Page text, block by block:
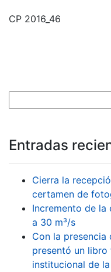
CP 2016_46
Entradas
Cierra la
certamen de
Incremento de la
a 30 m³/s
Con la presencia
presentó un libro
institucional de